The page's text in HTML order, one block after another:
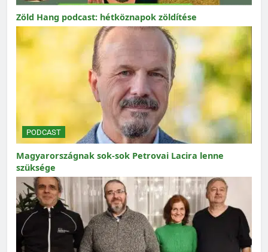
Zöld Hang podcast: hétköznapok zöldítése
PODCAST
Magyarországnak sok-sok Petrovai Lacira lenne
szüksége